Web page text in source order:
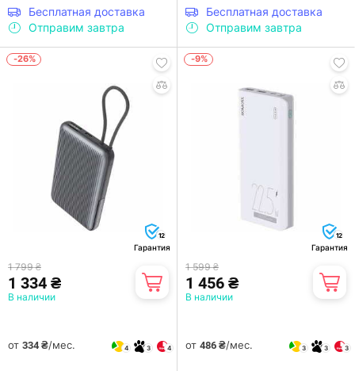
Бесплатная доставка
Отправим завтра
Бесплатная доставка
Отправим завтра
-26%
12
Гарантия
1 799 ₴
1 334 ₴
В наличии
от 334 ₴/мес. 4 3 4
-9%
12
Гарантия
1 599 ₴
1 456 ₴
В наличии
от 486 ₴/мес. 3 3 3